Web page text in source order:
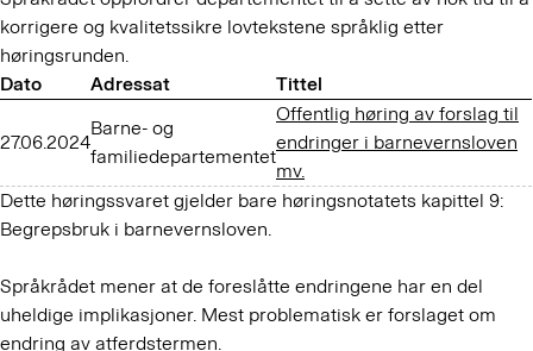
korrigere og kvalitetssikre lovtekstene språklig etter
høringsrunden.
Dato
Adressat Tittel
27.06.2024
Barne- og
familiedepartementet
Offentlig høring av forslag til
endringer i barnevernsloven
mv.
Dette høringssvaret gjelder bare høringsnotatets kapittel 9:
Begrepsbruk i barnevernsloven.
Språkrådet mener at de foreslåtte endringene har en del
uheldige implikasjoner. Mest problematisk er forslaget om
endring av atferdstermen.